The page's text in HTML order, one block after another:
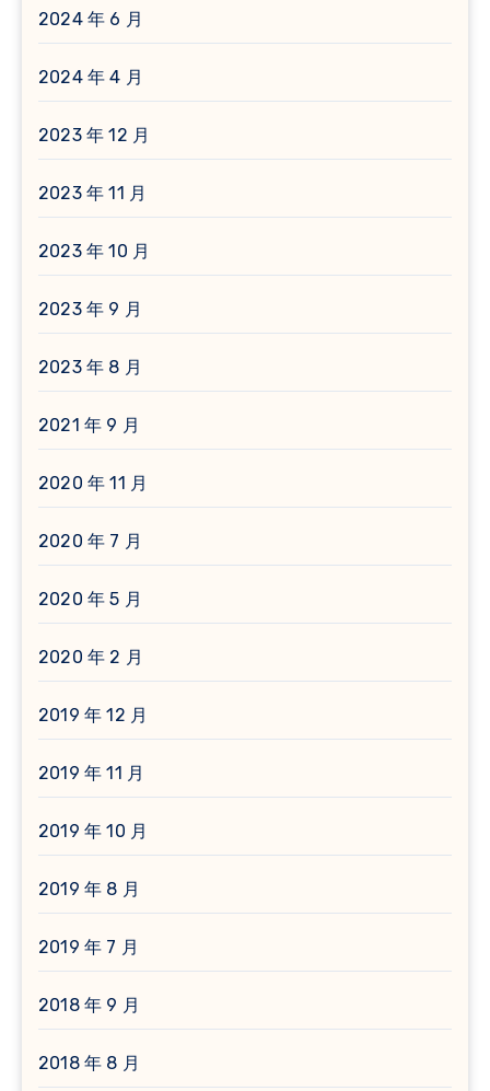
2024 年 6 月
2024 年 4 月
2023 年 12 月
2023 年 11 月
2023 年 10 月
2023 年 9 月
2023 年 8 月
2021 年 9 月
2020 年 11 月
2020 年 7 月
2020 年 5 月
2020 年 2 月
2019 年 12 月
2019 年 11 月
2019 年 10 月
2019 年 8 月
2019 年 7 月
2018 年 9 月
2018 年 8 月